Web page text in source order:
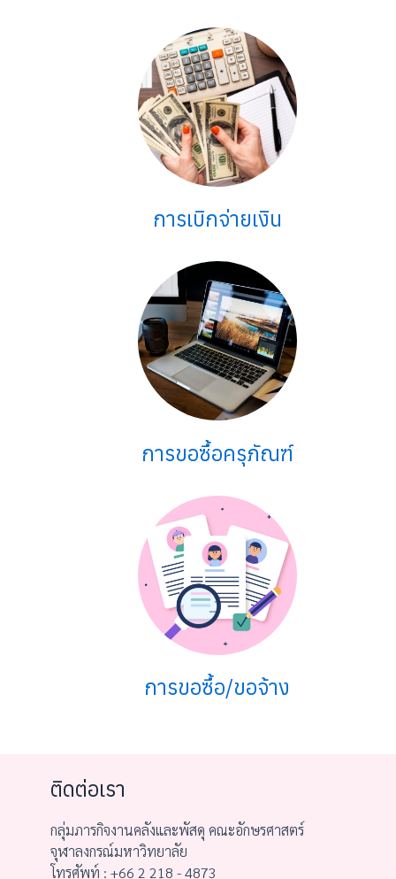
การเบิกจ่ายเงิน
การขอซื้อครุภัณฑ์
การขอซื้อ/ขอจ้าง
ติดต่อเรา
กลุ่มภารกิจงานคลังและพัสดุ คณะอักษรศาสตร์
จุฬาลงกรณ์มหาวิทยาลัย
โทรศัพท์ : +66 2 218 - 4873